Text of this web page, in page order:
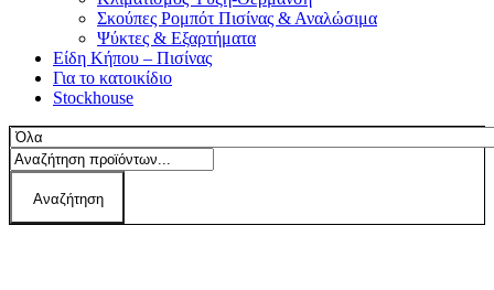
Σκούπες Ρομπότ Πισίνας & Αναλώσιμα
Ψύκτες & Εξαρτήματα
Είδη Κήπου – Πισίνας
Για το κατοικίδιο
Stockhouse
Αναζήτηση